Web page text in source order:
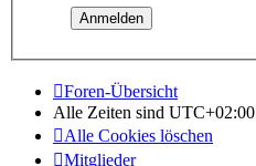
Foren-Übersicht
Alle Zeiten sind UTC+02:00
Alle Cookies löschen
Mitglieder